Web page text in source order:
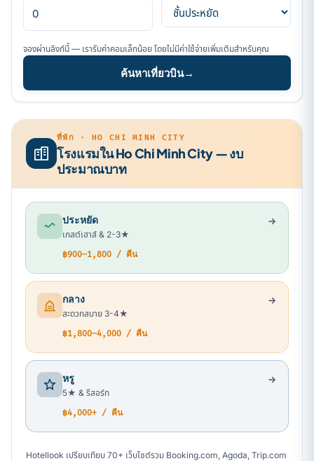
จองผ่านลิงก์นี้ — เรารับค่าคอมเล็กน้อย โดยไม่มีค่าใช้จ่ายเพิ่มเติมสำหรับคุณ
ค้นหาเที่ยวบิน→
ที่พัก · HO CHI MINH CITY
โรงแรมใน Ho Chi Minh City — งบ
ประมาณบาท
ประหยัด
เกสต์เฮาส์ & 2-3★
฿900–1,800 / คืน
กลาง
สะดวกสบาย 3-4★
฿1,800–4,000 / คืน
หรู
5★ & รีสอร์ท
฿4,000+ / คืน
Hotellook เปรียบเทียบ 70+ เว็บไซต์รวม Booking.com, Agoda, Trip.com